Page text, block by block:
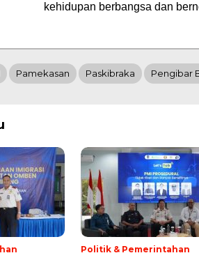
kehidupan berbangsa dan
Pamekasan Paskibraka Pengibar
Politik & Pemerintahan